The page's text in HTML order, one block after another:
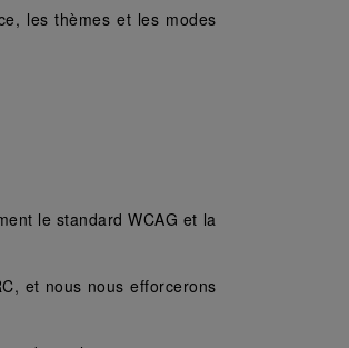
les thèmes et les modes
le standard WCAG et la
et nous nous efforcerons